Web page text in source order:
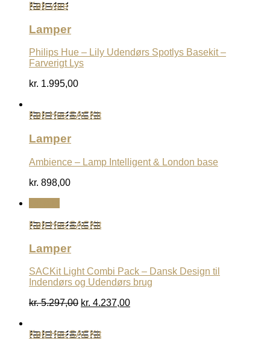
Køb vare
Lamper
Philips Hue – Lily Udendørs Spotlys Basekit –
Farverigt Lys
kr. 1.995,00
Køb Hos SACKit
Lamper
Ambience – Lamp Intelligent & London base
kr. 898,00
Køb Hos SACKit
Lamper
SACKit Light Combi Pack – Dansk Design til
Indendørs og Udendørs brug
kr.5.297,00 Den
var:
kr. 4.237,00Den
Køb Hos SACKit